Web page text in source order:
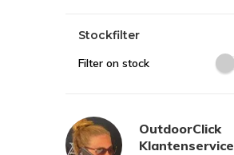
Stockfilter
Filter on stock
OutdoorClick
Klantenservice